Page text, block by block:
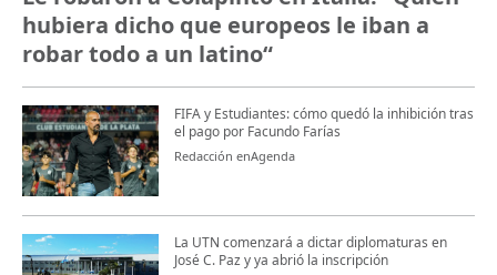
hubiera dicho que europeos le iban a
robar todo a un latino“
FIFA y Estudiantes: cómo quedó la inhibición tras
el pago por Facundo Farías
Redacción enAgenda
La UTN comenzará a dictar diplomaturas en
José C. Paz y ya abrió la inscripción